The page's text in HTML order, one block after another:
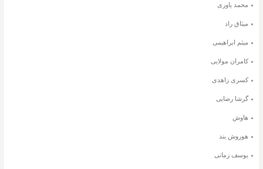
محمد یاوری
میثاق راد
میثم ابراهیمی
کامران مولایی
کسری زاهدی
گرشا رضایی
هاوش
هوروش بند
یوسف زمانی